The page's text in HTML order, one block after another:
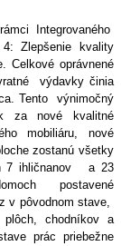
Integrovaného
4: Zlepšenie kvality
Celkové oprávnené
výdavky činia
Tento výnimočný
za nové kvalitné
mobiliáru, nové
zostanú všetky
7 ihličnanov a 23
postavené
v pôvodnom stave,
chodníkov a
prác priebežne